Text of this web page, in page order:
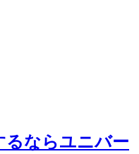
るならユニバー